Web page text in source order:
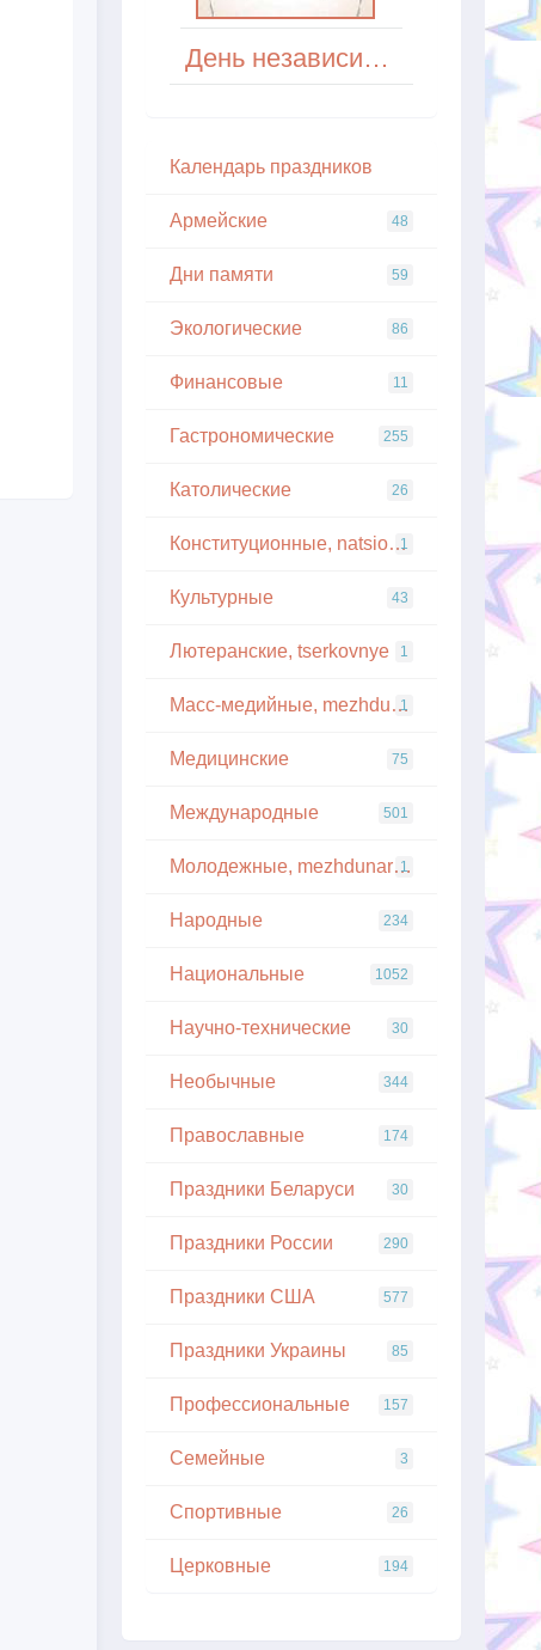
День независимости Йемена
Кaлeндapь пpaздникoв
Армейские 48
Дни памяти 59
Экологические 86
Финансовые 11
Гастрономические 255
Католические 26
Конституционные, natsionalnye
1
Культурные 43
Лютеранские, tserkovnye 1
Масс-медийные, mezhdunarodnye
1
Медицинские 75
Международные 501
Молодежные, mezhdunarodnye
1
Народные 234
Национальные 1052
Научно-технические 30
Необычные 344
Православные 174
Праздники Беларуси 30
Праздники России 290
Праздники США 577
Праздники Украины 85
Профессиональные 157
Семейные 3
Спортивные 26
Церковные 194